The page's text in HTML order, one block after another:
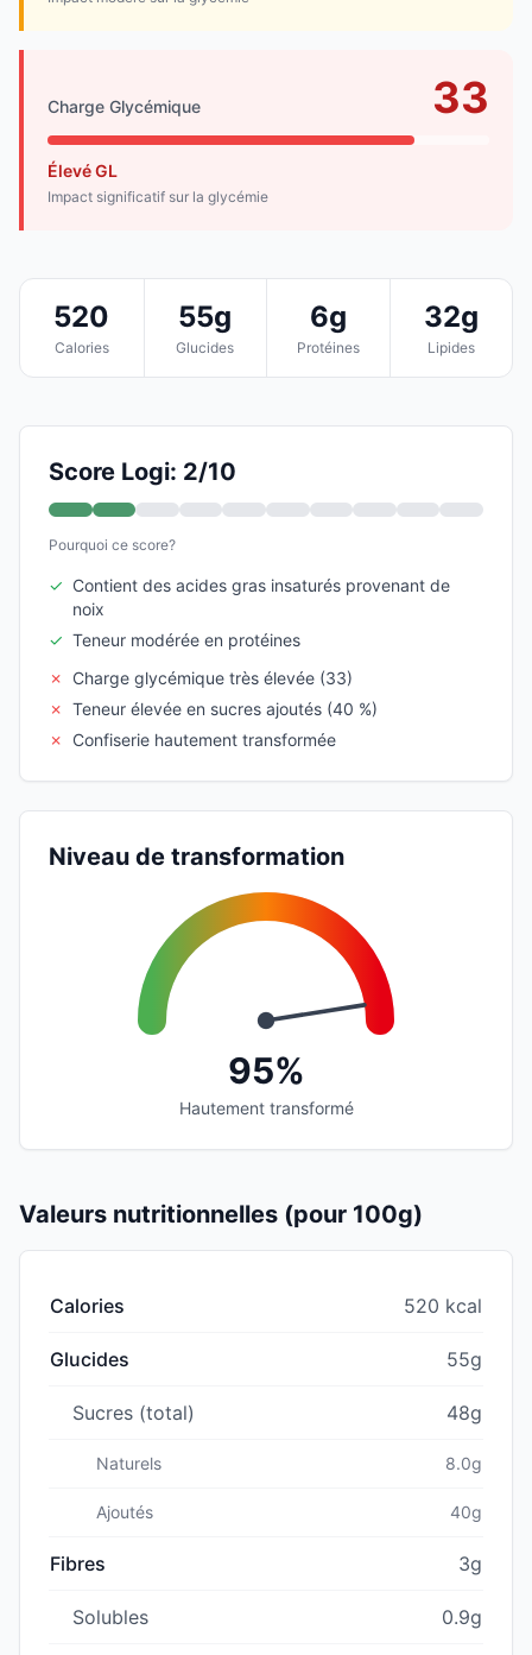
Charge Glycémique 33
Élevé GL
Impact significatif sur la glycémie
520
Calories
55g
Glucides
6g
Protéines
32g
Lipides
Score Logi: 2/10
Pourquoi ce score?
✓ Contient des acides gras insaturés provenant de
noix
✓ Teneur modérée en protéines
✗
Charge glycémique très élevée (33)
✗ Teneur élevée en sucres ajoutés (40 %)
✗
Confiserie hautement transformée
Niveau de transformation
95%
Hautement transformé
Valeurs nutritionnelles (pour 100g)
Calories 520 kcal
Glucides 55g
Sucres (total) 48g
Naturels 8.0g
Ajoutés 40g
Fibres 3g
Solubles 0.9g